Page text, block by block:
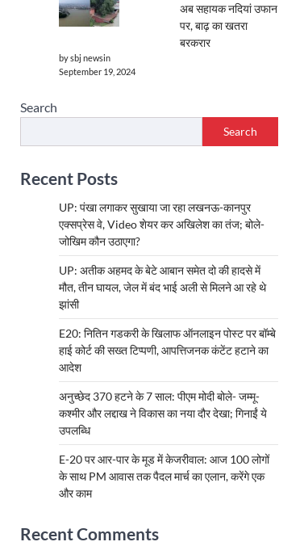
अब सहायक नदियां उफान
पर, बाढ़ का खतरा
बरकरार
by sbj newsin
September 19, 2024
Search
Search
Recent Posts
UP: पंखा लगाकर सुखाया जा रहा लखनऊ-कानपुर
एक्सप्रेस वे, Video शेयर कर अखिलेश का तंज; बोले-
जोखिम कौन उठाएगा?
UP: अतीक अहमद के बेटे आबान समेत दो की हादसे में
मौत, तीन घायल, जेल में बंद भाई अली से मिलने आ रहे थे
झांसी
E20: नितिन गडकरी के खिलाफ ऑनलाइन पोस्ट पर बॉम्बे
हाई कोर्ट की सख्त टिप्पणी, आपत्तिजनक कंटेंट हटाने का
आदेश
अनुच्छेद 370 हटने के 7 साल: पीएम मोदी बोले- जम्मू-
कश्मीर और लद्दाख ने विकास का नया दौर देखा; गिनाईं ये
उपलब्धि
E-20 पर आर-पार के मूड में केजरीवाल: आज 100 लोगों
के साथ PM आवास तक पैदल मार्च का एलान, करेंगे एक
और काम
Recent Comments